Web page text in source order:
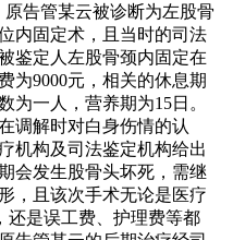
告管某云被诊断为左股骨
内固定术，且当时的司法
鉴定人左股骨颈内固定在
为9000元，相关的休息期
为一人，营养期为15日。
调解时对白身伤情的认
机构及司法鉴定机构给出
会发生股骨头坏死，需继
，且该次手术无论是医疗
还是误工费、护理费等都